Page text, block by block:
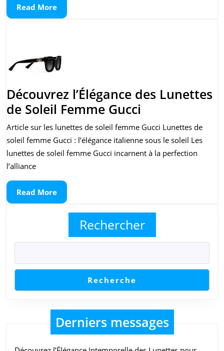
Read MoreRead
More
Découvrez l’Élégance des Lunettes
de Soleil Femme Gucci
l’Élégance
des
Lunettes
Gucci
Article sur les lunettes de soleil femme Gucci Lunettes de
soleil femme Gucci : l’élégance italienne sous le soleil Les
lunettes de soleil femme Gucci incarnent à la perfection
l’alliance
Read MoreRead
More
Rechercher
Recherche
Derniers messages